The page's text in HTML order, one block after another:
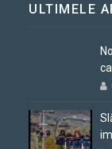
ULTIMELE